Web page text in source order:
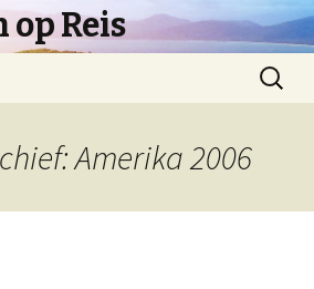
op Reis
Zoeken
naar:
Amerika 2006